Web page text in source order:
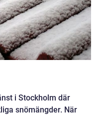
i Stockholm där
snömängder. När